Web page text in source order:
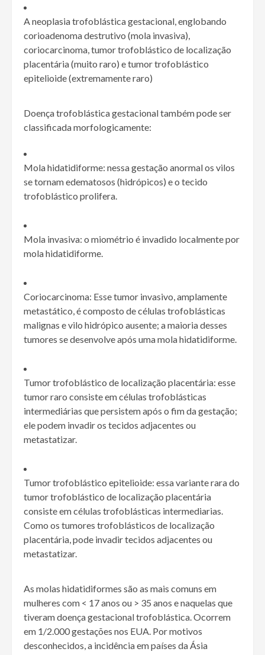
A neoplasia trofoblástica gestacional, englobando
corioadenoma destrutivo (mola invasiva),
coriocarcinoma, tumor trofoblástico de localização
placentária (muito raro) e tumor trofoblástico
epitelioide (extremamente raro)
Doença trofoblástica gestacional também pode ser
classificada morfologicamente:
Mola hidatidiforme: nessa gestação anormal os vilos
se tornam edematosos (hidrópicos) e o tecido
trofoblástico prolifera.
Mola invasiva: o miométrio é invadido localmente por
mola hidatidiforme.
Coriocarcinoma: Esse tumor invasivo, amplamente
metastático, é composto de células trofoblásticas
malignas e vilo hidrópico ausente; a maioria desses
tumores se desenvolve após uma mola hidatidiforme.
Tumor trofoblástico de localização placentária: esse
tumor raro consiste em células trofoblásticas
intermediárias que persistem após o fim da gestação;
ele podem invadir os tecidos adjacentes ou
metastatizar.
Tumor trofoblástico epitelioide: essa variante rara do
tumor trofoblástico de localização placentária
consiste em células trofoblásticas intermediarias.
Como os tumores trofoblásticos de localização
placentária, pode invadir tecidos adjacentes ou
metastatizar.
As molas hidatidiformes são as mais comuns em
mulheres com < 17 anos ou > 35 anos e naquelas que
tiveram doença gestacional trofoblástica. Ocorrem
em 1/2.000 gestações nos EUA. Por motivos
desconhecidos, a incidência em países da Ásia